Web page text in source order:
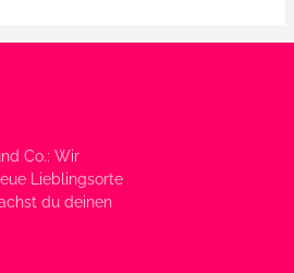
Co.: Wir
Lieblingsorte
du deinen